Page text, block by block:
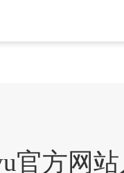
官方网